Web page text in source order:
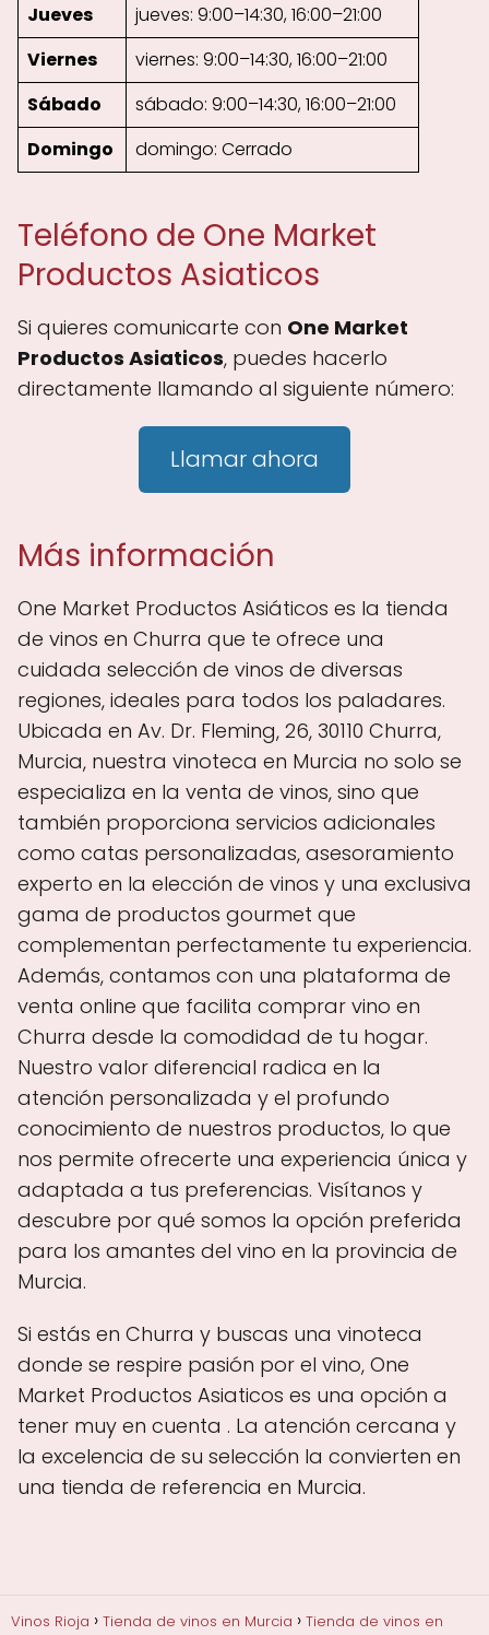
Jueves
jueves: 9:00–14:30, 16:00–21:00
Viernes
viernes: 9:00–14:30, 16:00–21:00
Sábado
sábado: 9:00–14:30, 16:00–21:00
Domingo
domingo: Cerrado
Teléfono de One Market
Productos Asiaticos
Si quieres comunicarte con One Market
Productos Asiaticos, puedes hacerlo
directamente llamando al siguiente número:
Llamar ahora
Más información
One Market Productos Asiáticos es la tienda
de vinos en Churra que te ofrece una
cuidada selección de vinos de diversas
regiones, ideales para todos los paladares.
Ubicada en Av. Dr. Fleming, 26, 30110 Churra,
Murcia, nuestra vinoteca en Murcia no solo se
especializa en la venta de vinos, sino que
también proporciona servicios adicionales
como catas personalizadas, asesoramiento
experto en la elección de vinos y una exclusiva
gama de productos gourmet que
complementan perfectamente tu experiencia.
Además, contamos con una plataforma de
venta online que facilita comprar vino en
Churra desde la comodidad de tu hogar.
Nuestro valor diferencial radica en la
atención personalizada y el profundo
conocimiento de nuestros productos, lo que
nos permite ofrecerte una experiencia única y
adaptada a tus preferencias. Visítanos y
descubre por qué somos la opción preferida
para los amantes del vino en la provincia de
Murcia.
Si estás en Churra y buscas una vinoteca
donde se respire pasión por el vino, One
Market Productos Asiaticos es una opción a
tener muy en cuenta . La atención cercana y
la excelencia de su selección la convierten en
una tienda de referencia en Murcia.
Vinos Rioja Tienda de vinos en Murcia Tienda de vinos en